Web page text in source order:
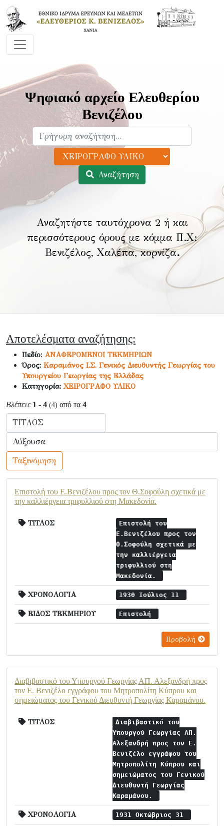
Ψηφιακό αρχείο Ελευθερίου
Βενιζέλου
Αναζήτηση
Αναζητήστε ταυτόχρονα 2 ή και
περισσότερους όρους με κόμμα Π.Χ:
Βενιζέλος, Χαλέπα, κορνίζα.
Αποτελέσματα αναζήτησης:
Πεδίο: ΑΝΑΦΕΡΟΜΕΝΟΙ ΤΕΚΜΗΡΙΩΝ
Όρος: Καραμάνος Ι.Σ. Γενικός Διευθυντής Γεωργίας του
Υπουργείου Γεωργίας της Ελλάδας
Κατηγορία:ΧΕΙΡΟΓΡΑΦΟ ΥΛΙΚΟ
Βλέπετε 1 - 4 (4) από τα 4
Ταξινόμηση
Επιστολή του Ε.Βενιζέλου προς τον Θ.Σοφούλη σχετικά με
την καλλιέργεια τριφυλλιού στη Μακεδονία.
ΤΙΤΛΟΣ
Επιστολή του
Ε.Βενιζέλου προς τον
Θ.Σοφούλη σχετικά με
την καλλιέργεια
τριφυλλιού στη
Μακεδονία.
ΧΡΟΝΟΛΟΓΙΑ 1930 Ιούλιος 11
ΕΙΔΟΣ ΤΕΚΜΗΡΙΟΥ Επιστολή
Προβολή
Διαβιβαστικό του Υπουργού Γεωργίας ΑΠ. Αλεξανδρή προς
τον Ε. Βενιζέλο εγγράφου του Μητροπολίτη Κύπρου και
σημειώματος του Γενικού Διευθυντή Γεωργίας Καραμάνου.
ΤΙΤΛΟΣ
Διαβιβαστικό του
Υπουργού Γεωργίας ΑΠ.
Αλεξανδρή προς τον Ε.
Βενιζέλο εγγράφου του
Μητροπολίτη Κύπρου και
σημειώματος του Γενικού
Διευθυντή Γεωργίας
Καραμάνου.
ΧΡΟΝΟΛΟΓΙΑ 1931 Οκτώβριος 31